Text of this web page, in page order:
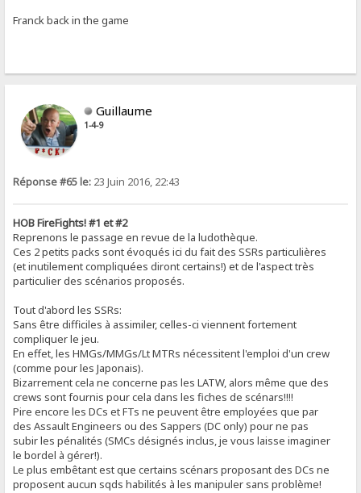
Franck back in the game
Guillaume
1-4-9
Réponse #65 le: 23 Juin 2016, 22:43
HOB FireFights! #1 et #2
Reprenons le passage en revue de la ludothèque.
Ces 2 petits packs sont évoqués ici du fait des SSRs particulières
(et inutilement compliquées diront certains!) et de l'aspect très
particulier des scénarios proposés.
Tout d'abord les SSRs:
Sans être difficiles à assimiler, celles-ci viennent fortement
compliquer le jeu.
En effet, les HMGs/MMGs/Lt MTRs nécessitent l'emploi d'un crew
(comme pour les Japonais).
Bizarrement cela ne concerne pas les LATW, alors même que des
crews sont fournis pour cela dans les fiches de scénars!!!!
Pire encore les DCs et FTs ne peuvent être employées que par
des Assault Engineers ou des Sappers (DC only) pour ne pas
subir les pénalités (SMCs désignés inclus, je vous laisse imaginer
le bordel à gérer!).
Le plus embêtant est que certains scénars proposant des DCs ne
proposent aucun sqds habilités à les manipuler sans problème!